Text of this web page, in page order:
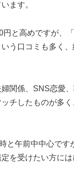
ます。
円と高めですが、
う口コミも多く
関係、SNS恋愛
チしたものが多
と午前中中心です
を受けたい方には